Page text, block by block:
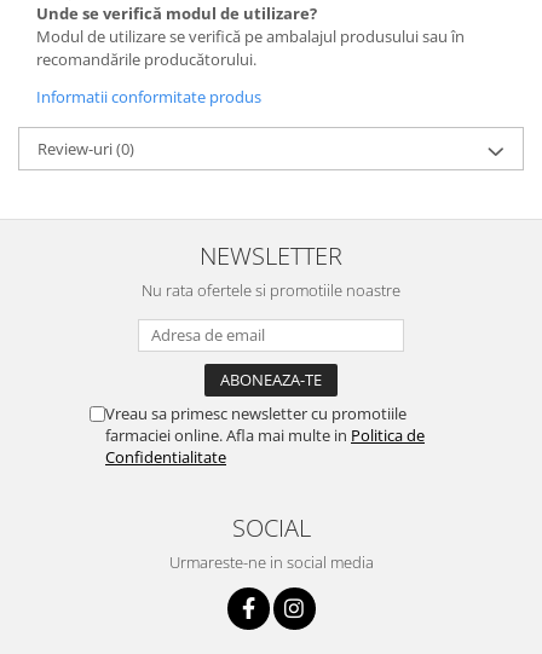
Unde se verifică modul de utilizare?
Modul de utilizare se verifică pe ambalajul produsului sau în
recomandările producătorului.
Informatii conformitate produs
Review-uri(0)
NEWSLETTER
Nu rata ofertele si promotiile noastre
Vreau sa primesc newsletter cu promotiile
farmaciei online. Afla mai multe in Politica de
Confidentialitate
SOCIAL
Urmareste-ne in social media